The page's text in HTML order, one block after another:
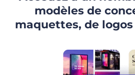
modèles de
maquettes, de